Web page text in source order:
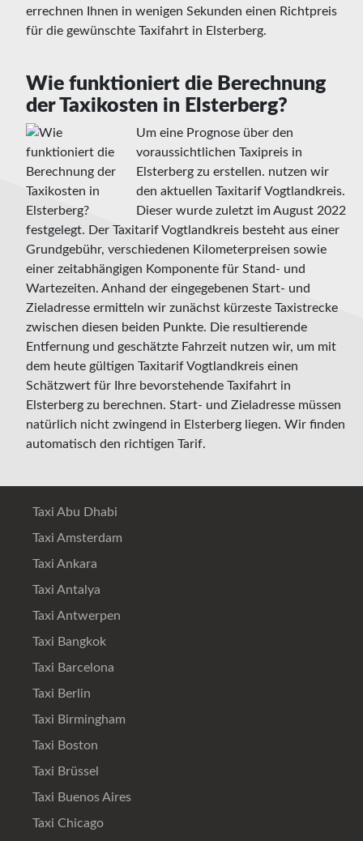
errechnen Ihnen in wenigen Sekunden einen Richtpreis
für die gewünschte Taxifahrt in Elsterberg.
Wie funktioniert die Berechnung
der Taxikosten in Elsterberg?
Um eine Prognose über den
voraussichtlichen Taxipreis in
Elsterberg zu erstellen. nutzen wir
den aktuellen Taxitarif Vogtlandkreis.
Dieser wurde zuletzt im August 2022
festgelegt. Der Taxitarif Vogtlandkreis besteht aus einer
Grundgebühr, verschiedenen Kilometerpreisen sowie
einer zeitabhängigen Komponente für Stand- und
Wartezeiten. Anhand der eingegebenen Start- und
Zieladresse ermitteln wir zunächst kürzeste Taxistrecke
zwischen diesen beiden Punkte. Die resultierende
Entfernung und geschätzte Fahrzeit nutzen wir, um mit
dem heute gültigen Taxitarif Vogtlandkreis einen
Schätzwert für Ihre bevorstehende Taxifahrt in
Elsterberg zu berechnen. Start- und Zieladresse müssen
natürlich nicht zwingend in Elsterberg liegen. Wir finden
automatisch den richtigen Tarif.
Taxi Abu Dhabi
Taxi Amsterdam
Taxi Ankara
Taxi Antalya
Taxi Antwerpen
Taxi Bangkok
Taxi Barcelona
Taxi Berlin
Taxi Birmingham
Taxi Boston
Taxi Brüssel
Taxi Buenos Aires
Taxi Chicago